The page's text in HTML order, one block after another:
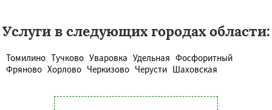
Услуги в следующих городах области:
Томилино Тучково Уваровка Удельная Фосфоритный
Фряново Хорлово Черкизово Черусти Шаховская